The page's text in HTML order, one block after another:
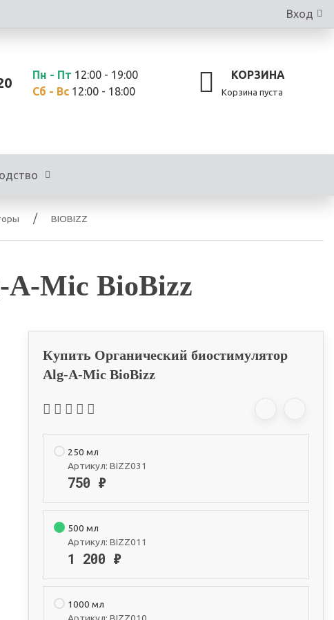
Вход
Пн - Пт 12:00 - 19:00
Сб - Вс 12:00 - 18:00
КОРЗИНА
Корзина пуста
BIOBIZZ
A-Mic BioBizz
Купить Органический биостимулятор
Alg-A-Mic BioBizz
250 мл
Артикул: BIZZ031
750 ₽
500 мл
Артикул: BIZZ011
1 200 ₽
1000 мл